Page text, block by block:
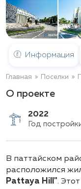
Информация
Главная Поселки
О проекте
2022
Год
В паттайском
расположился
Pattaya Hill".